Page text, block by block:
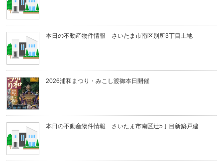
本日の不動産物件情報 さいたま市南区別所3丁目土地
2026浦和まつり・みこし渡御本日開催
本日の不動産物件情報 さいたま市南区辻5丁目新築戸建